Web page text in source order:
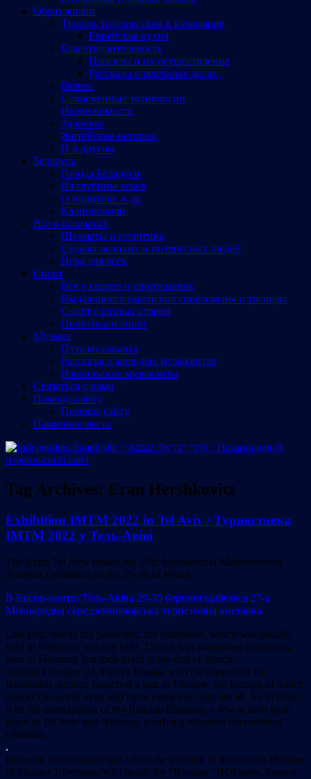
Образ жизни
Туризм, путешествия и кулинария
Еврейская кухня
Благотворительность
Проекты и их осуществление
Рассказы о реальных делах
Бизнес
Современные технологии
Недвижимость
Здоровье
Житейские истории
И о другом
Беларусь
Города Беларуси
Из глубины веков
О политике и др.
Калинковичи
Все о шахматах
Шахматы и политика
Судьбы великих и интересных людей
Игра для всех
Спорт
Все о спорте и спортсменах
Выдающиеся еврейские спортсмены и тренеры
Спорт с разных сторон
Политика и спорт
Музыка
Путь музыканта
Рассказы о молодых музыкантах
Израильские музыканты
Cвязаться с нами
Помощь сайту
Помощь сайту
Памятные места
Tag Archives: Eran Hershkovitz
Exhibition IMTM 2022 in Tel Aviv / Турвиставка
IMTM 2022 у Тель-Авіві
The Expo Tel Aviv hosted the 27th International Mediterranean
Tourism Exhibition on the 29-30 of March.
В Експо-центрі Тель-Авіва 29-30 березня відбулася 27-а
Міжнародна середземноморська туристична виставка.
Last year, due to the pandemic, the exhibition, which was usually
held in February, was not held. Then it was postponed to autumn,
then to February, but took place at the end of March.
And on February 24, Putin’s Russia, with the support of the
Belarusian dictator, launched a war in Ukraine, the footage of which
shocks the world more and more every day. But not all. So in Israel,
with the participation of the Russian Embassy, a few actions took
place in Tel Aviv and Netanya, justifying inhuman international
criminals.
.
But even more cynical and vile is the position of the current Minister
of Finance Liberman, who heads the “Russian” NDI party, known